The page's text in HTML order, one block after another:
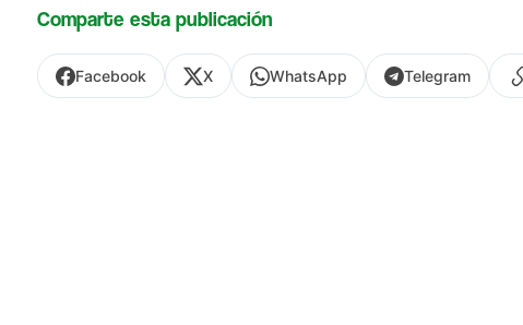
Comparte esta publicación
Facebook X WhatsApp Telegram